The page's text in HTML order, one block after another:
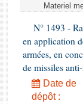
Materiel
N° 1493 -
en application
armées, en
de missiles
Date de
dépôt :